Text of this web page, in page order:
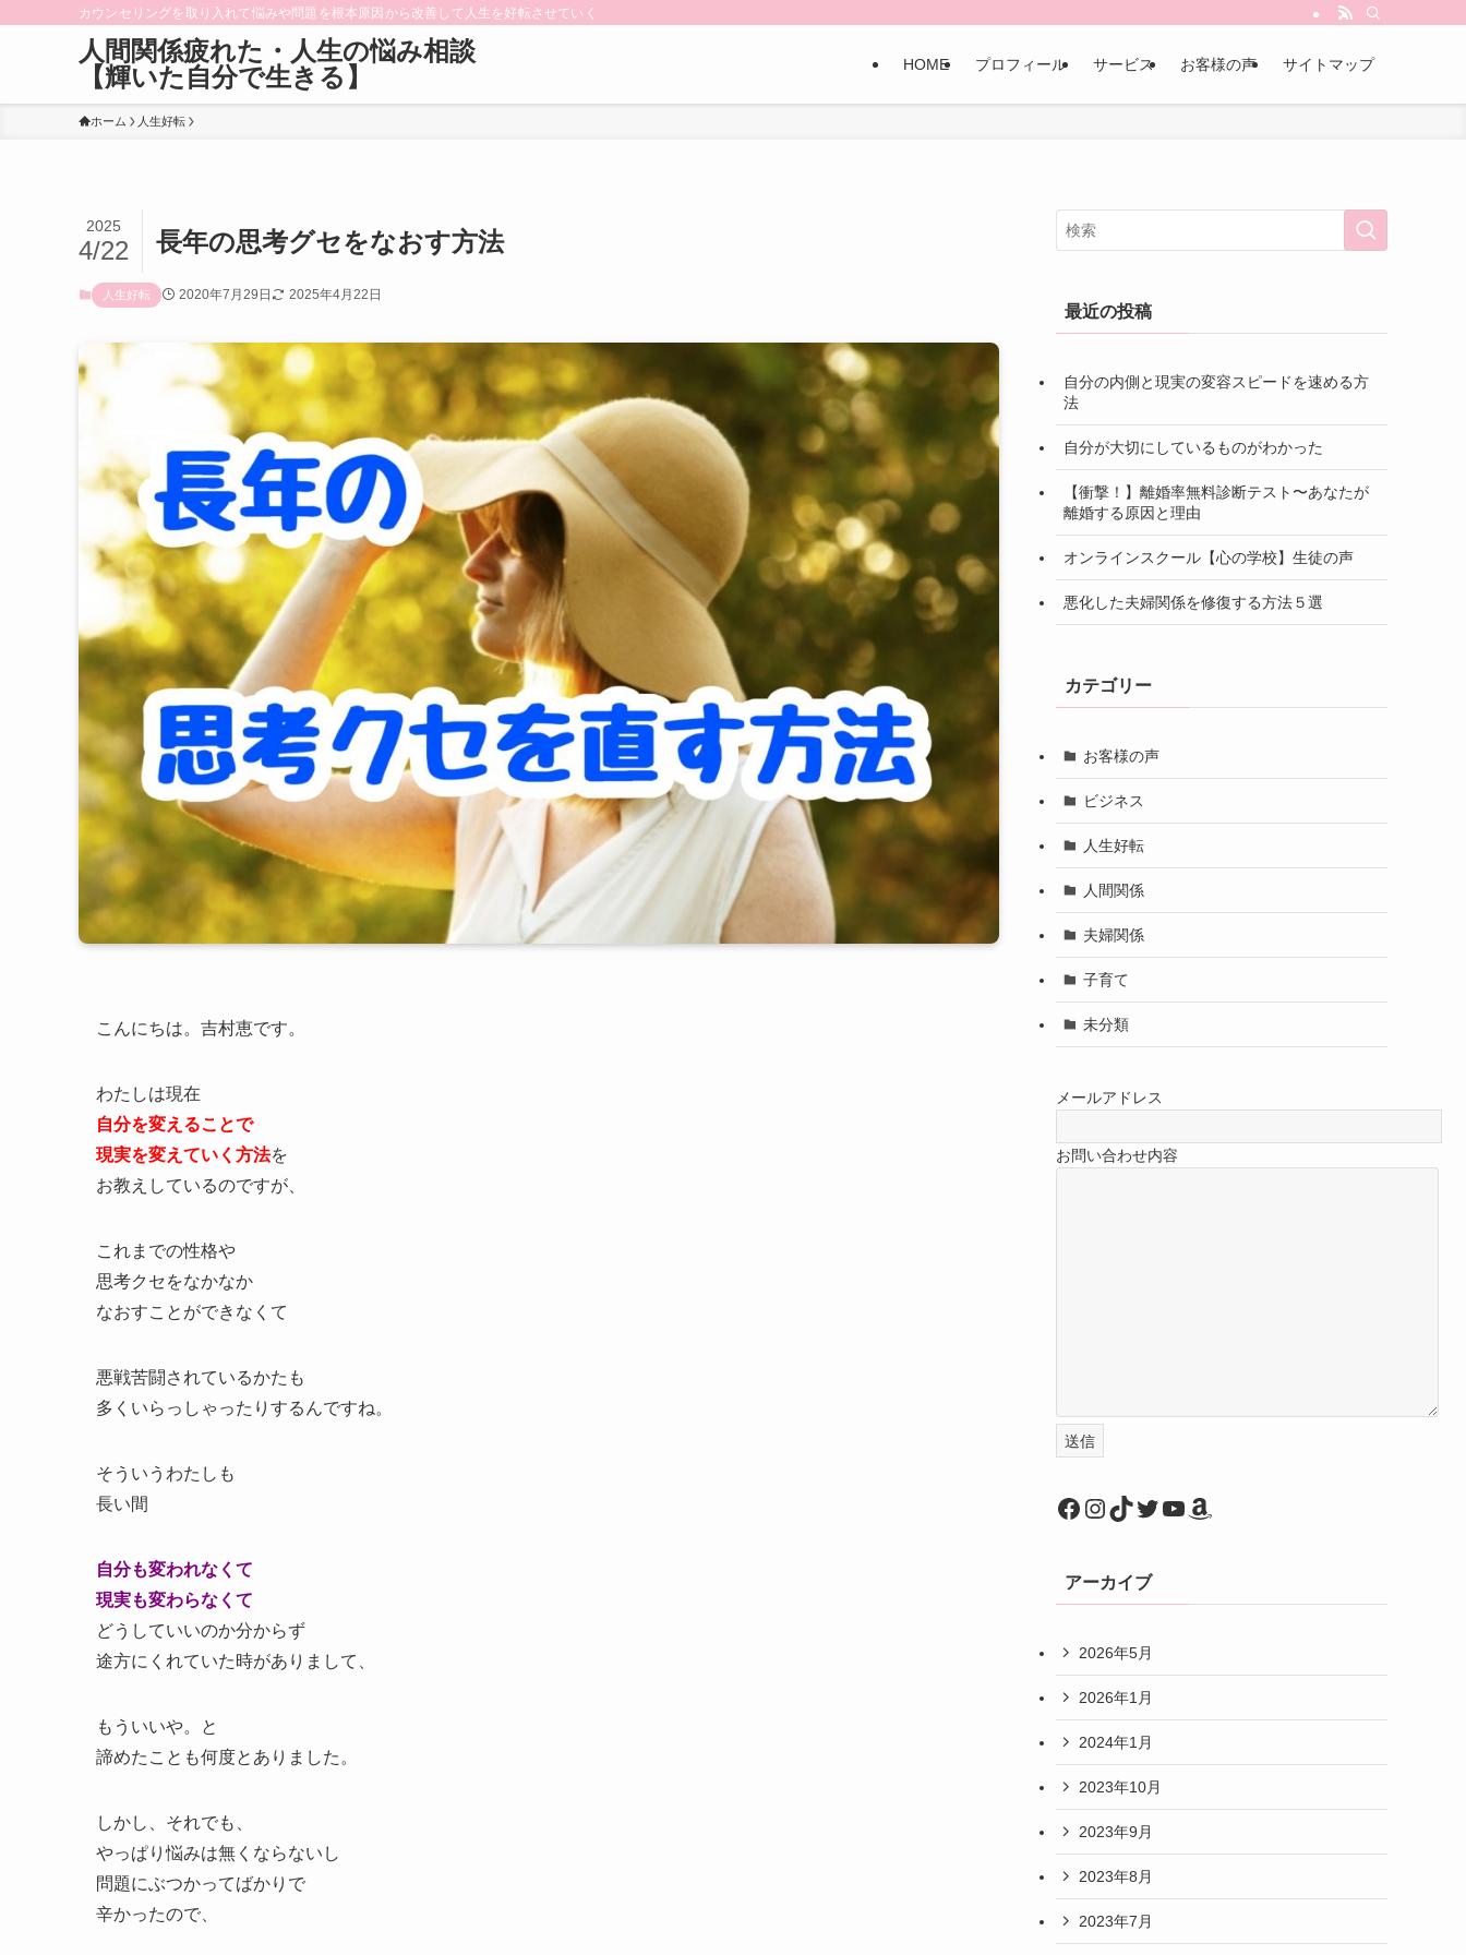
カウンセリングを取り入れて悩みや問題を根本原因から改善して人生を好転させていく
人間関係疲れた・人生の悩み相談
【輝いた自分で生きる】
HOME プロフィール サービス お客様の声 サイトマップ
ホーム 人生好転
長年の思考グセをなおす方法
2025
4/22
人生好転 2020年7月29日 2025年4月22日
こんにちは。吉村恵です。
わたしは現在
自分を変えることで
現実を変えていく方法を
お教えしているのですが、
これまでの性格や
思考クセをなかなか
なおすことができなくて
悪戦苦闘されているかたも
多くいらっしゃったりするんですね。
そういうわたしも
長い間
自分も変われなくて
現実も変わらなくて
どうしていいのか分からず
途方にくれていた時がありまして、
もういいや。と
諦めたことも何度とありました。
しかし、それでも、
やっぱり悩みは無くならないし
問題にぶつかってばかりで
辛かったので、
最近の投稿
自分の内側と現実の変容スピードを速める方
法
自分が大切にしているものがわかった
【衝撃！】離婚率無料診断テスト〜あなたが
離婚する原因と理由
オンラインスクール【心の学校】生徒の声
悪化した夫婦関係を修復する方法５選
カテゴリー
お客様の声
ビジネス
人生好転
人間関係
夫婦関係
子育て
未分類
メールアドレス
お問い合わせ内容
Facebook
Instagram
TikTok
Twitter
YouTube
Amazon
アーカイブ
2026年5月
2026年1月
2024年1月
2023年10月
2023年9月
2023年8月
2023年7月